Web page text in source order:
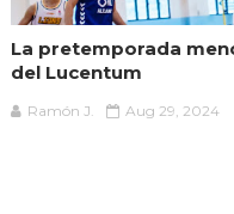
La pretemporada
del Lucentum
Ramón J. Aug 29, 2024